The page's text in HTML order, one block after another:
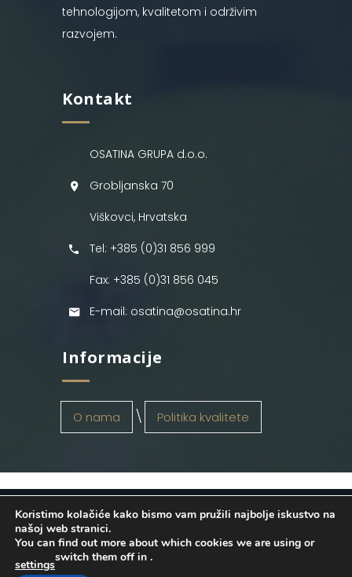
tehnologijom, kvalitetom i održivim
razvojem.
Kontakt
OSATINA GRUPA d.o.o.
Grobljanska 70
Viškovci, Hrvatska
Tel: +385 (0)31 856 999
Fax: +385 (0)31 856 045
E-mail: osatina@osatina.hr
Informacije
O nama Politika kvalitete
OSATINA GRUPA d.o.o. 2026
. Configured
byINFOS Osijek. Sva prava pridržana.
Koristimo kolačiće kako bismo vam pružili najbolje iskustvo na
našoj web stranici.
You can find out more about which cookies we are using or
switch them off in
settings
.